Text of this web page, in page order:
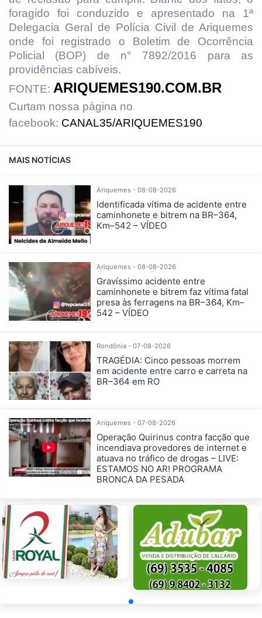
foragido foi conduzido e apresentado na 1ª
Delegacia Geral de Polícia Civil de Ariquemes
onde foi registrado o Boletim de Ocorrência
Policial (BOP) de n° 7892/2016 para as
providências cabíveis.
FONTE: ARIQUEMES190.COM.BR
Curtam nossa página no
facebook: CANAL35/ARIQUEMES190
MAIS NOTÍCIAS
Ariquemes - 08-08-2026
Identificada vítima de acidente entre
caminhonete e bitrem na BR–364,
Km–542 – VÍDEO
Ariquemes - 08-08-2026
Gravíssimo acidente entre
caminhonete e bitrem faz vítima fatal
presa às ferragens na BR–364, Km–
542 – VÍDEO
Rondônia - 07-08-2026
TRAGÉDIA: Cinco pessoas morrem
em acidente entre carro e carreta na
BR–364 em RO
Ariquemes - 07-08-2026
Operação Quirinus contra facção que
incendiava provedores de internet e
atuava no tráfico de drogas – LIVE:
ESTAMOS NO AR! PROGRAMA
BRONCA DA PESADA